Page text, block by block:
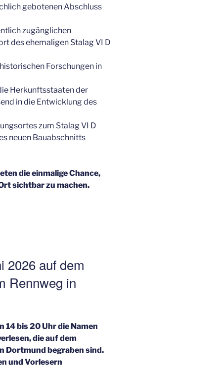
gebotenen Abschluss
zugänglichen
des ehemaligen Stalag VI D
Forschungen in
Herkunftsstaaten der
in die Entwicklung des
zum Stalag VI D
neuen Bauabschnitts
die einmalige Chance,
sichtbar zu machen.
2026 auf dem
Rennweg in
14 bis 20 Uhr die Namen
die auf dem
Dortmund begraben sind.
und Vorlesern